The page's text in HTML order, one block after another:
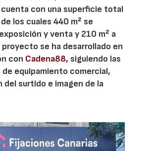
con una superficie total
los cuales 440 m² se
y venta y 210 m² a
proyecto se ha desarrollado en
con Cadena88, siguiendo las
equipamiento comercial,
del surtido e imagen de la